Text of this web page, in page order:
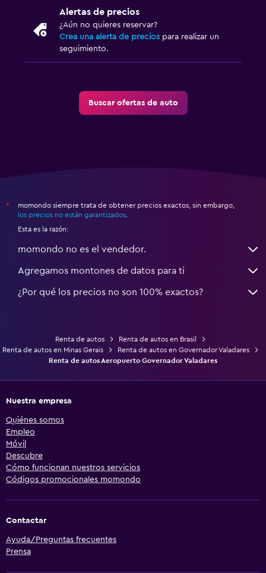
Alertas de precios
¿Aún no quieres reservar?
Crea una alerta de precios para realizar un
seguimiento.
Buscar ofertas de auto
*
momondo siempre trata de obtener precios exactos, sin embargo,
los precios no están garantizados.
Esta es la razón:
momondo no es el vendedor.
Agregamos montones de datos para ti
¿Por qué los precios no son 100% exactos?
Renta de autos
Renta de autos en Brasil
Renta de autos en Minas Gerais
Renta de autos en Governador Valadares
Renta de autos Aeropuerto Governador Valadares
Nuestra empresa
Quiénes somos
Empleo
Móvil
Descubre
Cómo funcionan nuestros servicios
Códigos promocionales momondo
Contactar
Ayuda/Preguntas frecuentes
Prensa